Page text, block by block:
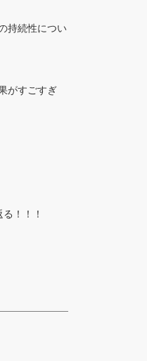
持続性につい
がすごすぎ
！！！